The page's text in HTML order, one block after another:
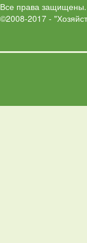
Все права защищены.
©2008-2017 -